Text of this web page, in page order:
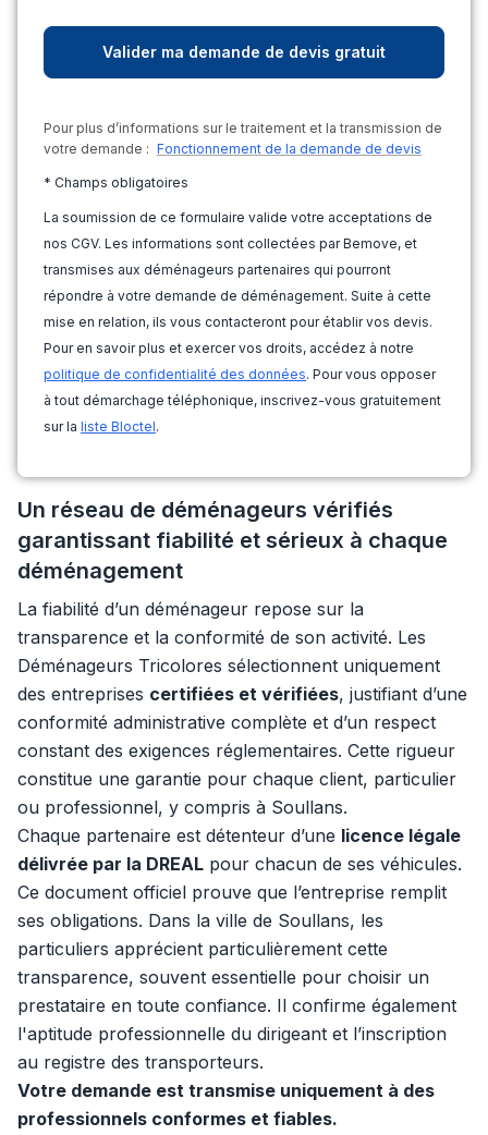
Pour plus d’informations sur le traitement et la transmission de
votre demande : Fonctionnement de la demande de devis
* Champs obligatoires
La soumission de ce formulaire valide votre acceptations de
nos CGV. Les informations sont collectées par Bemove, et
transmises aux déménageurs partenaires qui pourront
répondre à votre demande de déménagement. Suite à cette
mise en relation, ils vous contacteront pour établir vos devis.
Pour en savoir plus et exercer vos droits, accédez à notre
politique de confidentialité des données. Pour vous opposer
à tout démarchage téléphonique, inscrivez-vous gratuitement
sur la liste Bloctel.
Un réseau de déménageurs vérifiés
garantissant fiabilité et sérieux à chaque
déménagement
La fiabilité d’un déménageur repose sur la
transparence et la conformité de son activité. Les
Déménageurs Tricolores sélectionnent uniquement
des entreprises certifiées et vérifiées, justifiant d’une
conformité administrative complète et d’un respect
constant des exigences réglementaires. Cette rigueur
constitue une garantie pour chaque client, particulier
ou professionnel, y compris à Soullans.
Chaque partenaire est détenteur d’une licence légale
délivrée par la DREAL pour chacun de ses véhicules.
Ce document officiel prouve que l’entreprise remplit
ses obligations. Dans la ville de Soullans, les
particuliers apprécient particulièrement cette
transparence, souvent essentielle pour choisir un
prestataire en toute confiance. Il confirme également
l'aptitude professionnelle du dirigeant et l’inscription
au registre des transporteurs.
Votre demande est transmise uniquement à des
professionnels conformes et fiables.